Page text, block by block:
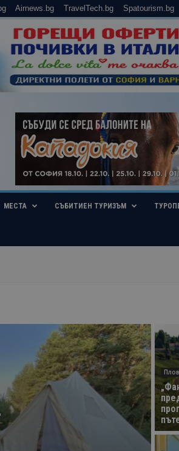
Airnews.bg TravelTech.bg Spatourism.bg
МЕСТА СЪБИТИЕН ТУРИЗЪМ